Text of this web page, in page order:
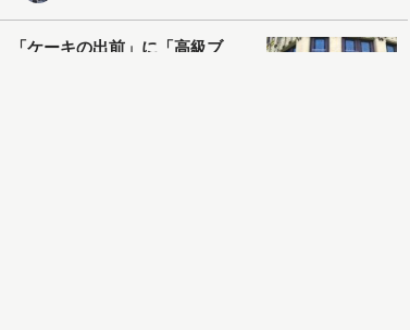
「ケーキの出前」に「高級ブ